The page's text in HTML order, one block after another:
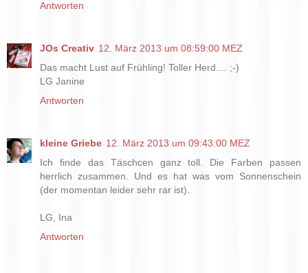
Antworten
JOs Creativ 12. März 2013 um 08:59:00 MEZ
Das macht Lust auf Frühling! Toller Herd.... ;-)
LG Janine
Antworten
kleine Griebe 12. März 2013 um 09:43:00 MEZ
Ich finde das Täschcen ganz toll. Die Farben passen
herrlich zusammen. Und es hat was vom Sonnenschein
(der momentan leider sehr rar ist).
LG, Ina
Antworten